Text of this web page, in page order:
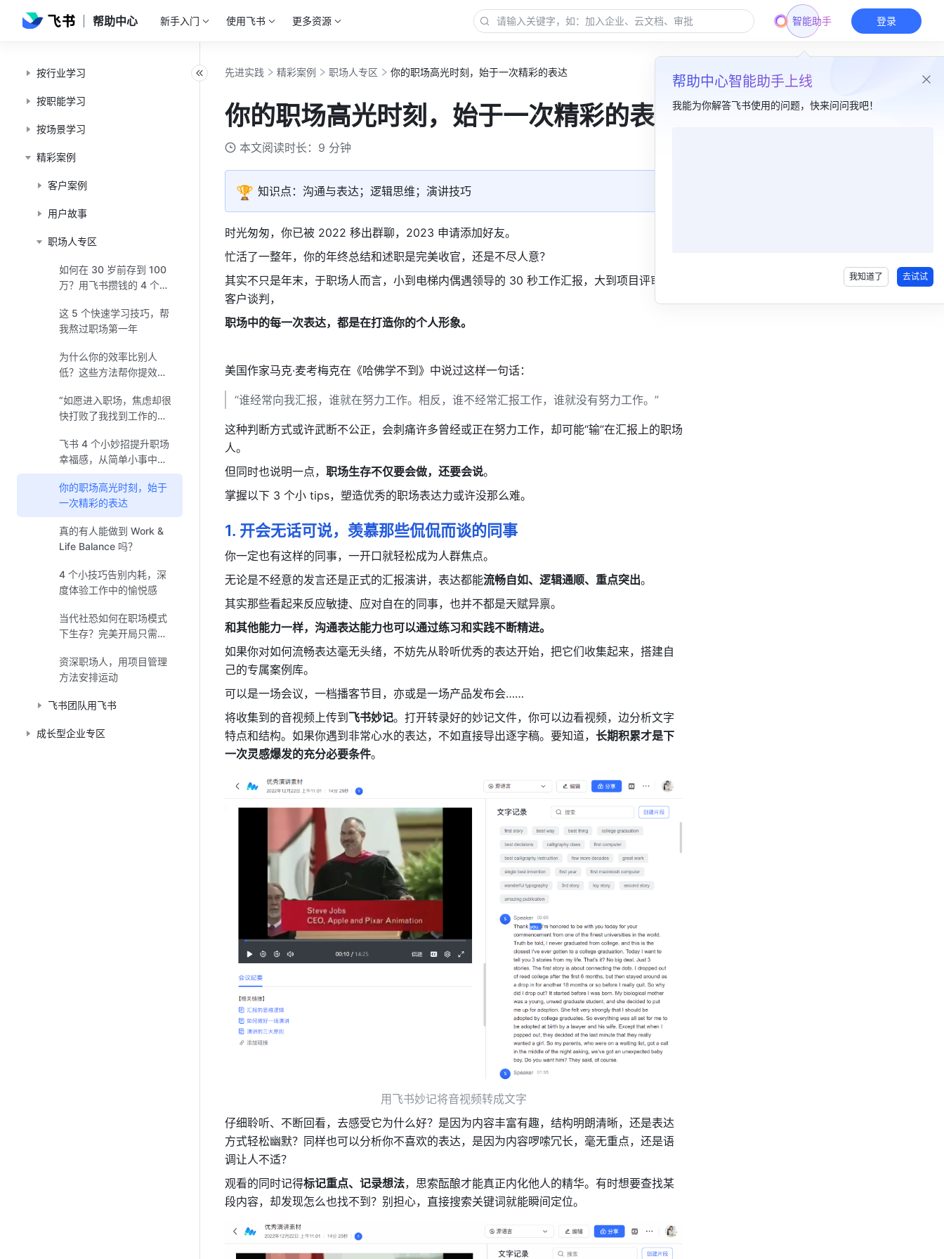
帮助中心 新手入门 使用飞书 更多资源 智能助手
帮助中心智能助手上线
我能为你解答飞书使用的问题，快来问问我吧！
我知道了 去试试
登录
按行业学习
按职能学习
按场景学习
精彩案例
客户案例
用户故事
职场人专区
如何在 30 岁前存到 100
万？用飞书攒钱的 4 个小
这 5 个快速学习技巧，帮
我熬过职场第一年
为什么你的效率比别人
低？这些方法帮你提效
“如愿进入职场，焦虑却很
快打败了我找到工作的快
飞书 4 个小妙招提升职场
幸福感，从简单小事中找
“糖”吃
你的职场高光时刻，始于
一次精彩的表达
真的有人能做到 Work &
Life Balance 吗？
4 个小技巧告别内耗，深
度体验工作中的愉悦感
当代社恐如何在职场模式
下生存？完美开局只需要
资深职场人，用项目管理
方法安排运动
飞书团队用飞书
成长型企业专区
先进实践 精彩案例 职场人专区 你的职场高光时刻，始于一次精彩的表达
你的职场高光时刻，始于一次精彩的表达
本文阅读时长：9 分钟
🏆 知识点：沟通与表达；逻辑思维；演讲技巧
时光匆匆，你已被 2022 移出群聊，2023 申请添加好友。
忙活了一整年，你的年终总结和述职是完美收官，还是不尽人意？
其实不只是年末，于职场人而言，小到电梯内偶遇领导的 30 秒工作汇报，大到项目评审、
客户谈判，
职场中的每一次表达，都是在打造你的个人形象。
美国作家马克·麦考梅克在《哈佛学不到》中说过这样一句话：
“谁经常向我汇报，谁就在努力工作。相反，谁不经常汇报工作，谁就没有努力工作。”
这种判断方式或许武断不公正，会刺痛许多曾经或正在努力工作，却可能“输”在汇报上的职场
人。
但同时也说明一点， 职场生存不仅要会做，还要会说。
掌握以下 3 个小 tips，塑造优秀的职场表达力或许没那么难。
1. 开会无话可说，羡慕那些侃侃而谈的同事
你一定也有这样的同事，一开口就轻松成为人群焦点。
无论是不经意的发言还是正式的汇报演讲，表达都能流畅自如、逻辑通顺、重点突出。
其实那些看起来反应敏捷、应对自在的同事，也并不都是天赋异禀。
和其他能力一样，沟通表达能力也可以通过练习和实践不断精进。
如果你对如何流畅表达毫无头绪，不妨先从聆听优秀的表达开始，把它们收集起来，搭建自
己的专属案例库。
可以是一场会议，一档播客节目，亦或是一场产品发布会……
将收集到的音视频上传到 飞书妙记。打开转录好的妙记文件，你可以边看视频，边分析文字
特点和结构。如果你遇到非常心水的表达，不如直接导出逐字稿。要知道， 长期积累才是下
一次灵感爆发的充分必要条件。
用飞书妙记将音视频转成文字
仔细聆听、不断回看，去感受它为什么好？是因为内容丰富有趣，结构明朗清晰，还是表达
方式轻松幽默？同样也可以分析你不喜欢的表达，是因为内容啰嗦冗长，毫无重点，还是语
调让人不适？
观看的同时记得标记重点、记录想法，思索酝酿才能真正内化他人的精华。有时想要查找某
段内容，却发现怎么也找不到？别担心，直接搜索关键词就能瞬间定位。